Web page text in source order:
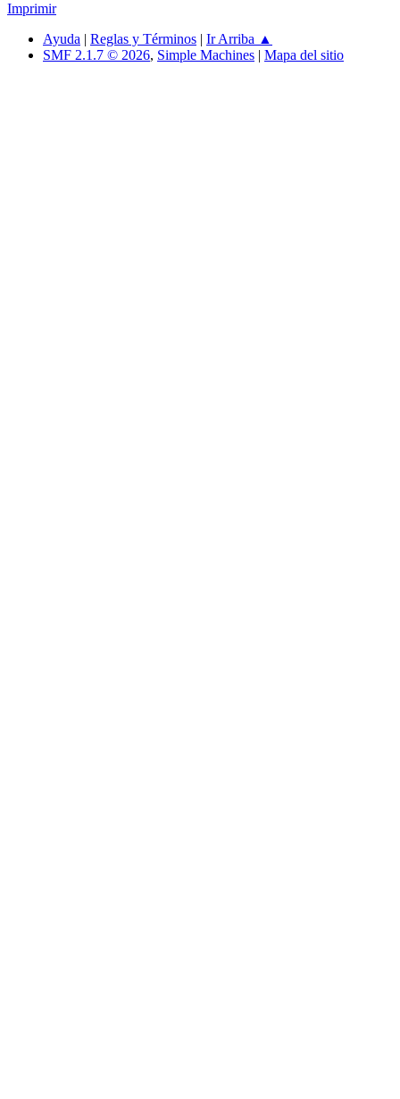
Imprimir
Ayuda | Reglas y Términos | Ir Arriba ▲
SMF 2.1.7 © 2026, Simple Machines | Mapa del sitio